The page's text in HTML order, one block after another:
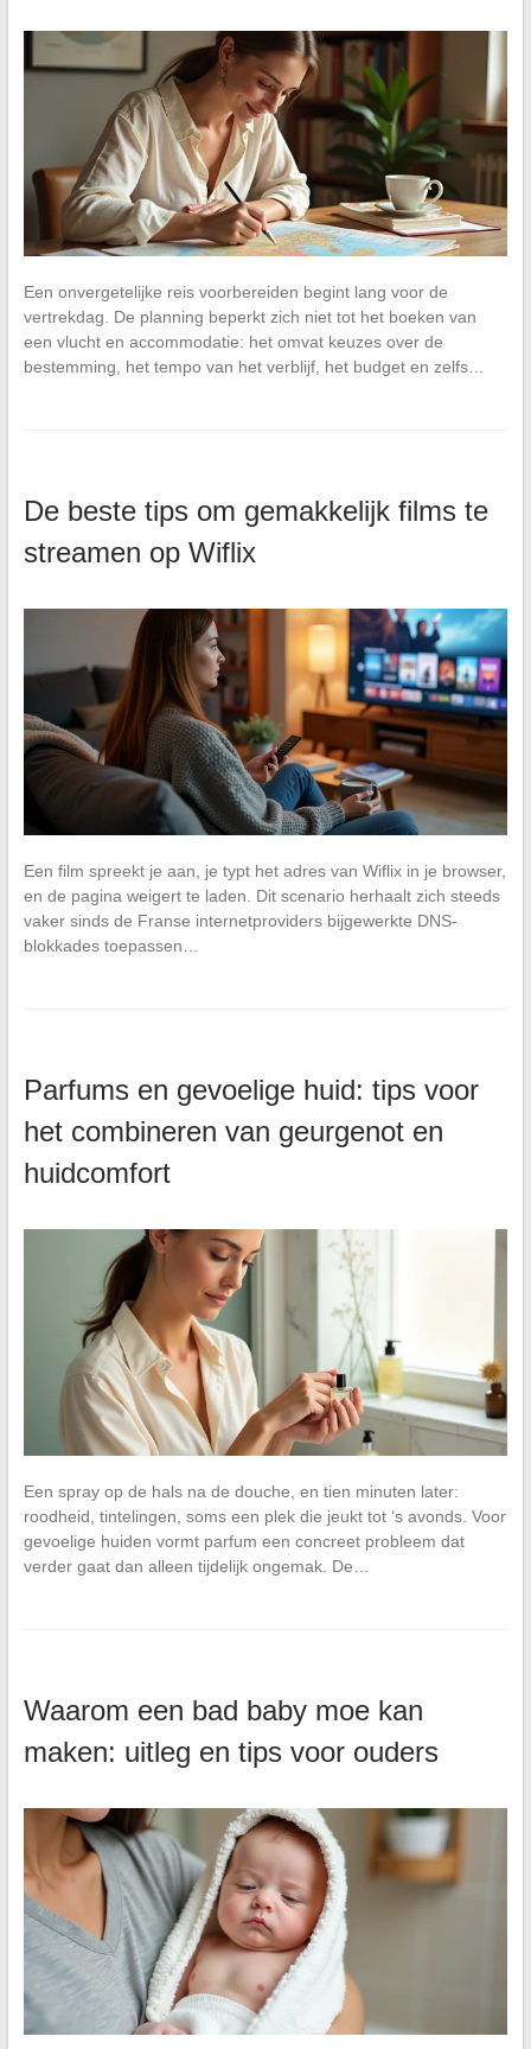
Een onvergetelijke reis voorbereiden begint lang voor de
vertrekdag. De planning beperkt zich niet tot het boeken van
een vlucht en accommodatie: het omvat keuzes over de
bestemming, het tempo van het verblijf, het budget en zelfs…
De beste tips om gemakkelijk films te
streamen op Wiflix
Een film spreekt je aan, je typt het adres van Wiflix in je browser,
en de pagina weigert te laden. Dit scenario herhaalt zich steeds
vaker sinds de Franse internetproviders bijgewerkte DNS-
blokkades toepassen…
Parfums en gevoelige huid: tips voor
het combineren van geurgenot en
huidcomfort
Een spray op de hals na de douche, en tien minuten later:
roodheid, tintelingen, soms een plek die jeukt tot ‘s avonds. Voor
gevoelige huiden vormt parfum een concreet probleem dat
verder gaat dan alleen tijdelijk ongemak. De…
Waarom een bad baby moe kan
maken: uitleg en tips voor ouders